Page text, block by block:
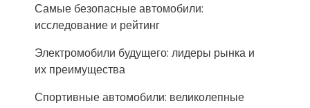
Самые безопасные автомобили:
исследование и рейтинг
Электромобили будущего: лидеры рынка и
их преимущества
Спортивные автомобили: великолепные